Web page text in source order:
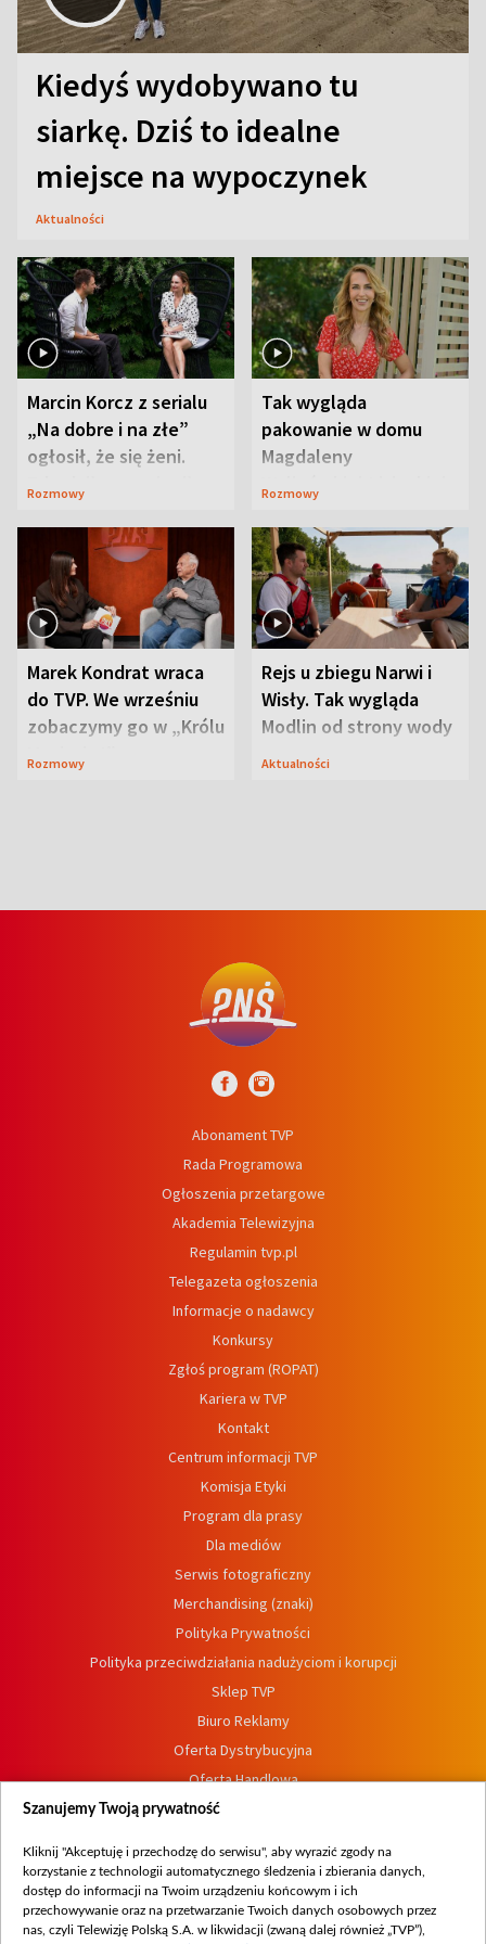
Kiedyś wydobywano tu
siarkę. Dziś to idealne
miejsce na wypoczynek
Aktualności
Marcin Korcz z serialu
„Na dobre i na złe”
ogłosił, że się żeni.
Zdradził, co zmienił
Rozmowy
Tak wygląda
pakowanie w domu
Magdaleny
Waligórskiej-Lisieckiej.
Rozmowy
Marek Kondrat wraca
do TVP. We wrześniu
zobaczymy go w „Królu
Maciusiu I”
Rozmowy
Rejs u zbiegu Narwi i
Wisły. Tak wygląda
Modlin od strony wody
Aktualności
Abonament TVP
Rada Programowa
Ogłoszenia przetargowe
Akademia Telewizyjna
Regulamin tvp.pl
Telegazeta ogłoszenia
Informacje o nadawcy
Konkursy
Zgłoś program (ROPAT)
Kariera w TVP
Kontakt
Centrum informacji TVP
Komisja Etyki
Program dla prasy
Dla mediów
Serwis fotograficzny
Merchandising (znaki)
Polityka Prywatności
Polityka przeciwdziałania nadużyciom i korupcji
Sklep TVP
Biuro Reklamy
Oferta Dystrybucyjna
Oferta Handlowa
Dostępność
Procedura zgłoszeń wewnętrznych
Szanujemy Twoją prywatność
Kliknij "Akceptuję i przechodzę do serwisu", aby wyrazić zgody na
korzystanie z technologii automatycznego śledzenia i zbierania danych,
dostęp do informacji na Twoim urządzeniu końcowym i ich
przechowywanie oraz na przetwarzanie Twoich danych osobowych przez
nas, czyli Telewizję Polską S.A. w likwidacji (zwaną dalej również „TVP”),